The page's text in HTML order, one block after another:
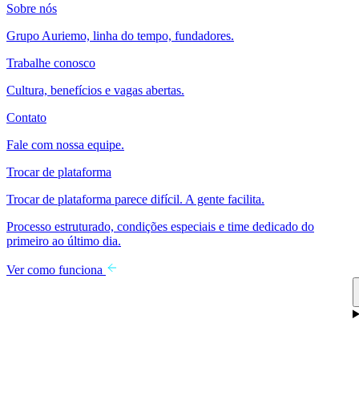
Sobre nós
Grupo Auriemo, linha do tempo, fundadores.
Trabalhe conosco
Cultura, benefícios e vagas abertas.
Contato
Fale com nossa equipe.
Trocar de plataforma
Trocar de plataforma parece difícil. A gente facilita.
Processo estruturado, condições especiais e time dedicado do
primeiro ao último dia.
Ver como funciona